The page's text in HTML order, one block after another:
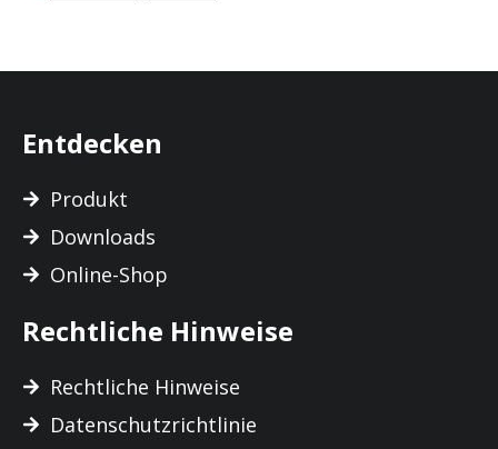
Entdecken
Produkt
Downloads
Online-Shop
Rechtliche Hinweise
Rechtliche Hinweise
Datenschutzrichtlinie